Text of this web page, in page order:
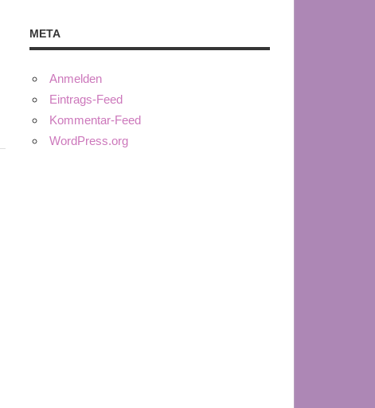
META
Anmelden
Eintrags-Feed
Kommentar-Feed
WordPress.org